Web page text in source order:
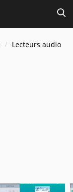
Lecteurs audio